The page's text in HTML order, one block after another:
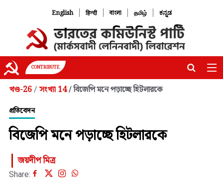
English | हिन्दी | বাংলা | தமிழ் | ಕನ್ನಡ
CONTRIBUTE
খণ্ড-26 / সংখ্যা 14/ বিজেপি মনে পড়াচ্ছে হিটলারকে
প্রতিবেদন
বিজেপি মনে পড়াচ্ছে হিটলারকে
জয়দীপ মিত্র
Share: